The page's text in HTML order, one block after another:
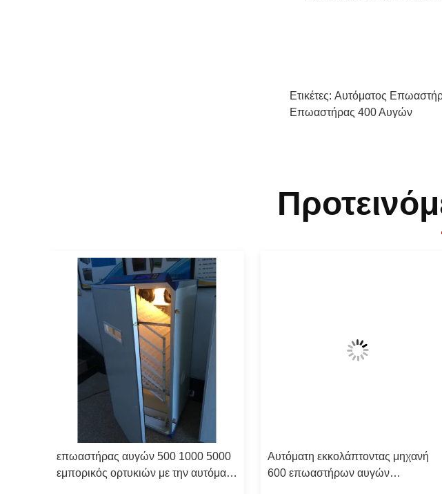
Ετικέτες: Αυτόματος
Επωαστήρας 400 Αυγών
επωαστήρας αυγών 500 1000 5000
εμπορικός ορτυκιών με την αυτόματη
Αυτόματη εκκολάπτοντας μηχανή
600 επωαστήρων αυγών